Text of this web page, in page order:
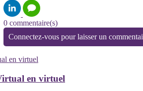
0 commentaire(s)
Connectez-vous pour laisser un
en virtuel